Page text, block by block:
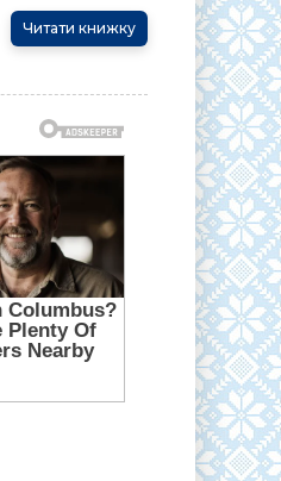
Читати книжку